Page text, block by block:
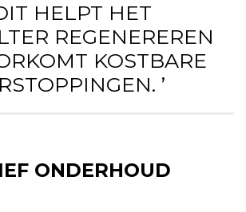
HELPT HET
REGENEREREN
KOSTBARE
’
ONDERHOUD